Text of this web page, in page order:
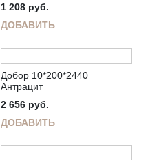
1 208 руб.
ДОБАВИТЬ
Добор 10*200*2440
Антрацит
2 656 руб.
ДОБАВИТЬ